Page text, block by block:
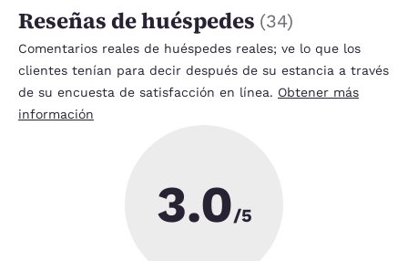
Reseñas de huéspedes (34)
Comentarios reales de huéspedes reales; ve lo que los
clientes tenían para decir después de su estancia a través
de su encuesta de satisfacción en línea. Obtener más
información
3.0/5